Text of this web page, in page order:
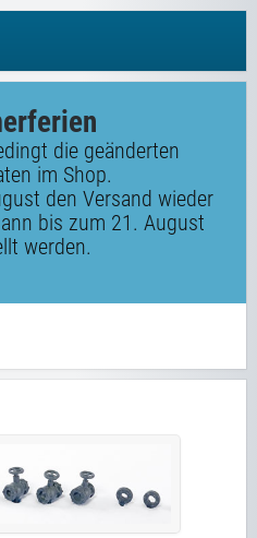
die geänderten
im Shop.
den Versand wieder
bis zum 21. August
werden.